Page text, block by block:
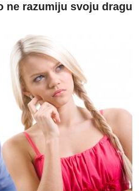
ne razumiju svoju dragu